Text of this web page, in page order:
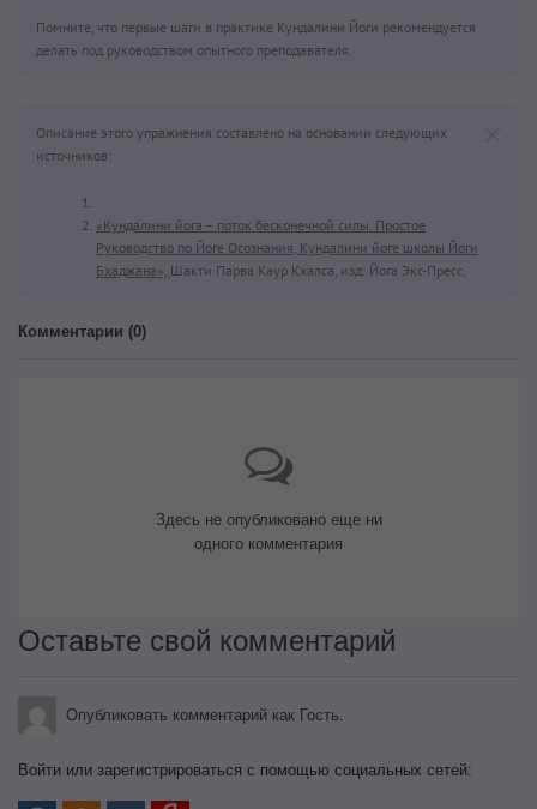
Помните, что первые шаги в практике Кундалини Йоги рекомендуется
делать под руководством опытного преподавателя.
Описание этого упражнения составлено на основании следующих
источников:
«Кундалини йога – поток бесконечной силы. Простое
Руководство по Йоге Осознания, Кундалини йоге школы Йоги
Бхаджана», Шакти Парва Каур Кхалса, изд: Йога Экс-Пресс,
Комментарии (0)
Здесь не опубликовано еще ни
одного комментария
Оставьте свой комментарий
Опубликовать комментарий как Гость.
Войти или зарегистрироваться с помощью социальных сетей: